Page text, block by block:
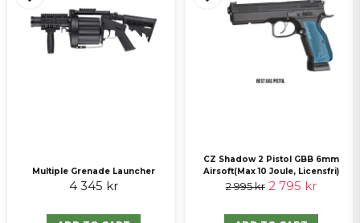
Ja, ni får publicera min fråga
Send question
Multiple Grenade Launcher
4 345 kr
CZ Shadow 2 Pistol GBB 6mm
Airsoft(Max 10 Joule, Licensfri)
2 995 kr 2 795 kr